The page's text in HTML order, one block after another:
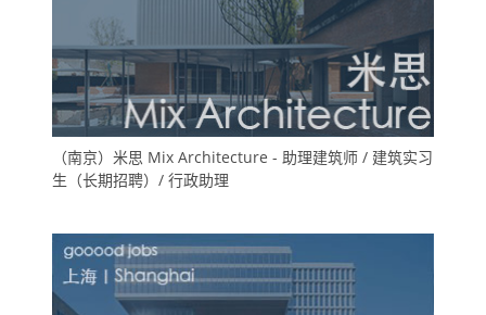
（南京）米思 Mix Architecture - 助理建筑师 / 建筑实习
生（长期招聘）/ 行政助理